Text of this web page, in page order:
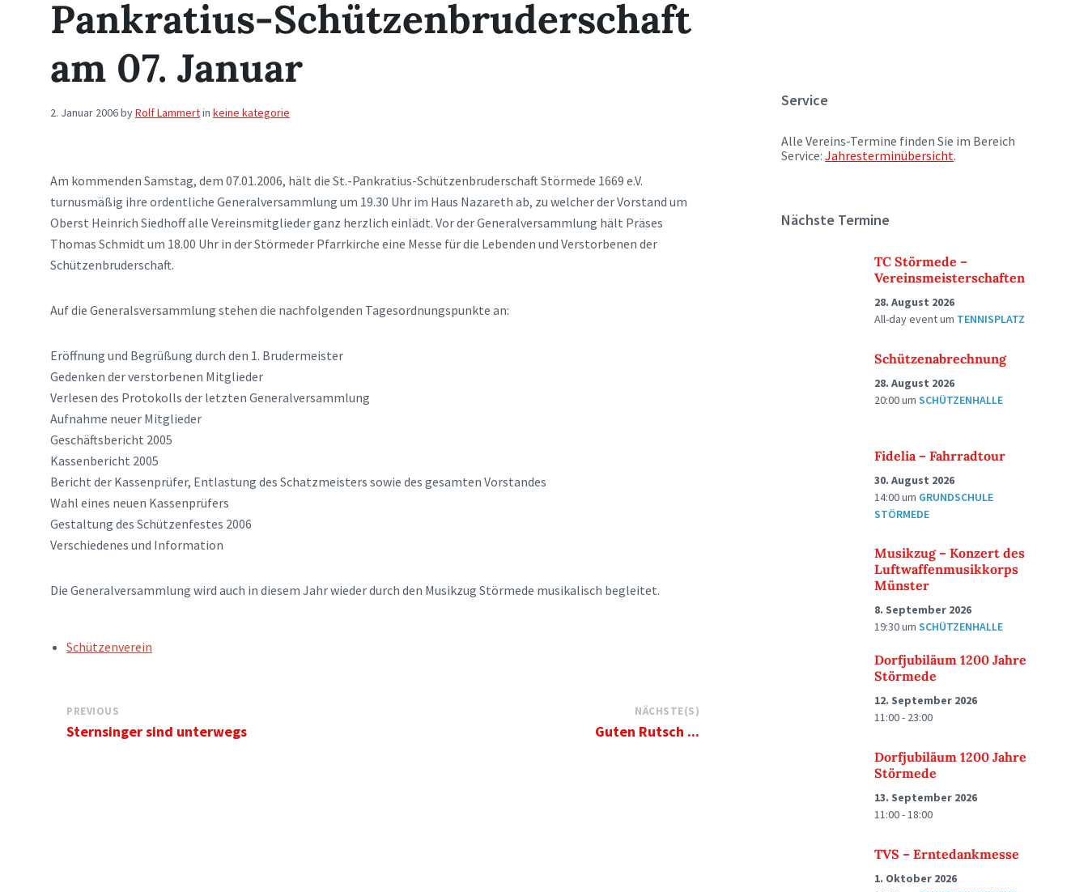
Pankratius-Schützenbruderschaft
am 07. Januar
2. Januar 2006byRolf Lammertin keine kategorie
Am kommenden Samstag, dem 07.01.2006, hält die St.-Pankratius-Schützenbruderschaft Störmede 1669 e.V.
turnusmäßig ihre ordentliche Generalversammlung um 19.30 Uhr im Haus Nazareth ab, zu welcher der Vorstand um
Oberst Heinrich Siedhoff alle Vereinsmitglieder ganz herzlich einlädt. Vor der Generalversammlung hält Präses
Thomas Schmidt um 18.00 Uhr in der Störmeder Pfarrkirche eine Messe für die Lebenden und Verstorbenen der
Schützenbruderschaft.
Auf die Generalsversammlung stehen die nachfolgenden Tagesordnungspunkte an:
Eröffnung und Begrüßung durch den 1. Brudermeister
Gedenken der verstorbenen Mitglieder
Verlesen des Protokolls der letzten Generalversammlung
Aufnahme neuer Mitglieder
Geschäftsbericht 2005
Kassenbericht 2005
Bericht der Kassenprüfer, Entlastung des Schatzmeisters sowie des gesamten Vorstandes
Wahl eines neuen Kassenprüfers
Gestaltung des Schützenfestes 2006
Verschiedenes und Information
Die Generalversammlung wird auch in diesem Jahr wieder durch den Musikzug Störmede musikalisch begleitet.
TAGS:Schützenverein
PREVIOUS
Sternsinger sind unterwegs
NÄCHSTE(S)
Guten Rutsch ...
Service
Alle Vereins-Termine finden Sie im Bereich
Service:Jahresterminübersicht.
Nächste Termine
TC Störmede –
Vereinsmeisterschaften
28. August 2026
All-day eventum TENNISPLATZ
Schützenabrechnung
28. August 2026
20:00umSCHÜTZENHALLE
Fidelia – Fahrradtour
30. August 2026
14:00um GRUNDSCHULE
STÖRMEDE
Musikzug – Konzert des
Luftwaffenmusikkorps
Münster
8. September 2026
19:30umSCHÜTZENHALLE
Dorfjubiläum 1200 Jahre
Störmede
12. September 2026
11:00 - 23:00
Dorfjubiläum 1200 Jahre
Störmede
13. September 2026
11:00 - 18:00
TVS – Erntedankmesse
1. Oktober 2026